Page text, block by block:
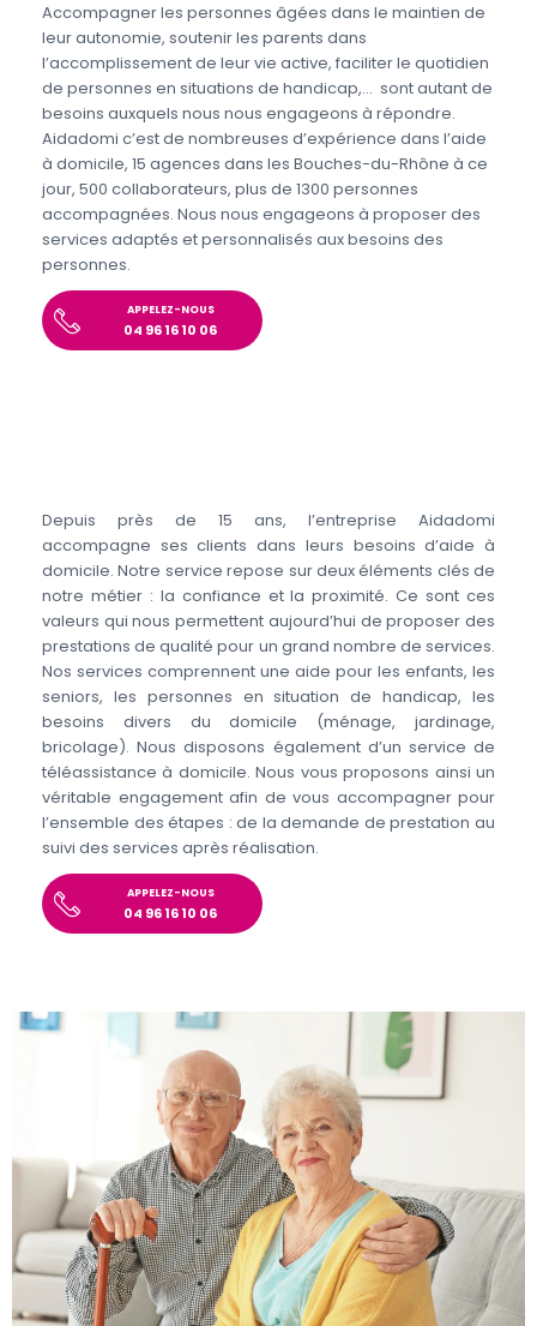
Accompagner les personnes âgées dans le maintien de
leur autonomie, soutenir les parents dans
l’accomplissement de leur vie active, faciliter le quotidien
de personnes en situations de handicap,… sont autant de
besoins auxquels nous nous engageons à répondre.
Aidadomi c’est de nombreuses d’expérience dans l’aide
à domicile, 15 agences dans les Bouches-du-Rhône à ce
jour, 500 collaborateurs, plus de 1300 personnes
accompagnées. Nous nous engageons à proposer des
services adaptés et personnalisés aux besoins des
personnes.
APPELEZ-NOUS
04 96 16 10 06
Depuis près de 15 ans, l’entreprise Aidadomi
accompagne ses clients dans leurs besoins d’aide à
domicile. Notre service repose sur deux éléments clés de
notre métier : la confiance et la proximité. Ce sont ces
valeurs qui nous permettent aujourd’hui de proposer des
prestations de qualité pour un grand nombre de services.
Nos services comprennent une aide pour les enfants, les
seniors, les personnes en situation de handicap, les
besoins divers du domicile (ménage, jardinage,
bricolage). Nous disposons également d’un service de
téléassistance à domicile. Nous vous proposons ainsi un
véritable engagement afin de vous accompagner pour
l’ensemble des étapes : de la demande de prestation au
suivi des services après réalisation.
APPELEZ-NOUS
04 96 16 10 06